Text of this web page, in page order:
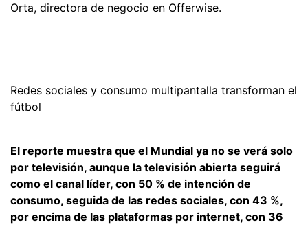
Orta, directora de negocio en Offerwise.
Redes sociales y consumo multipantalla transforman el
fútbol
El reporte muestra que el Mundial ya no se verá solo
por televisión, aunque la televisión abierta seguirá
como el canal líder, con 50 % de intención de
consumo, seguida de las redes sociales, con 43 %,
por encima de las plataformas por internet, con 36